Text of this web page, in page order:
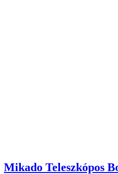
Mikado Teleszkópos